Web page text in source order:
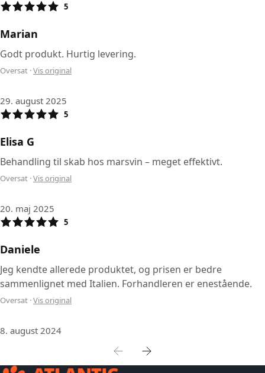
5
Marian
Godt produkt. Hurtig levering.
Oversat ·Vis original
29. august 2025
5
Elisa G
Behandling til skab hos marsvin – meget effektivt.
Oversat ·Vis original
20. maj 2025
5
Daniele
Jeg kendte allerede produktet, og prisen er bedre
sammenlignet med Italien. Forhandleren er enestående.
Oversat ·Vis original
8. august 2024